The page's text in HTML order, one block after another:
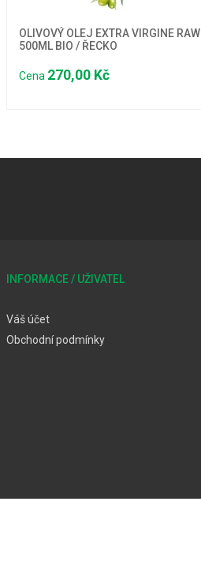
OLIVOVÝ OLEJ EXTRA VIRGINE RAW
500ML BIO / ŘECKO
Cena 270,00 Kč
INFORMACE / UŽIVATEL
Váš účet
Obchodní podmínky